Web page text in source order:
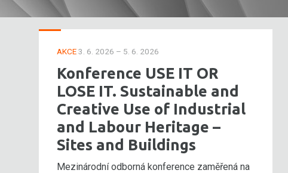
AKCE3. 6. 2026 – 5. 6. 2026
Konference USE IT OR
LOSE IT. Sustainable and
Creative Use of Industrial
and Labour Heritage –
Sites and Buildings
Mezinárodní odborná konference zaměřená na